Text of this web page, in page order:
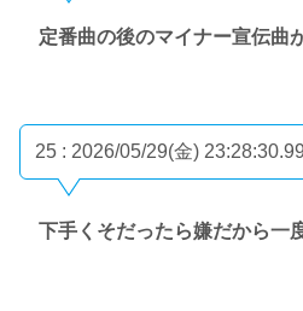
定番曲の後のマイナー宣伝曲
25 : 2026/05/29(金)
下手くそだったら嫌だから一